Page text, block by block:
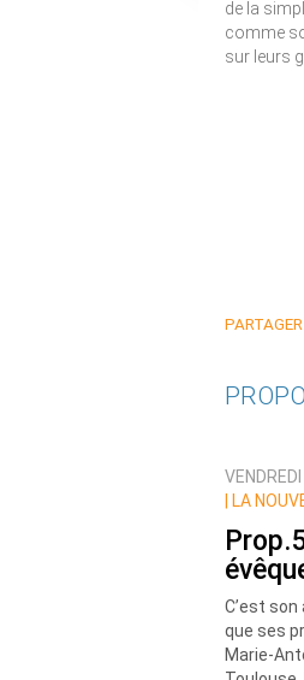
de la
comme
sur leurs
PARTAGER
LA
C’est
que ses
Marie-